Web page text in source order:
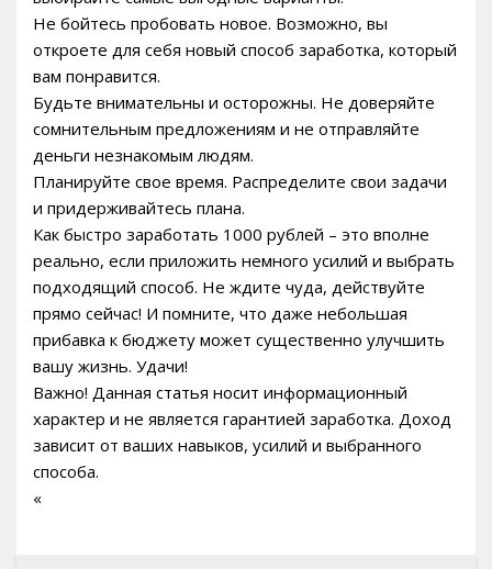
Не бойтесь пробовать новое. Возможно, вы
откроете для себя новый способ заработка, который
вам понравится.
Будьте внимательны и осторожны. Не доверяйте
сомнительным предложениям и не отправляйте
деньги незнакомым людям.
Планируйте свое время. Распределите свои задачи
и придерживайтесь плана.
Как быстро заработать 1000 рублей – это вполне
реально, если приложить немного усилий и выбрать
подходящий способ. Не ждите чуда, действуйте
прямо сейчас! И помните, что даже небольшая
прибавка к бюджету может существенно улучшить
вашу жизнь. Удачи!
Важно! Данная статья носит информационный
характер и не является гарантией заработка. Доход
зависит от ваших навыков, усилий и выбранного
способа.
«